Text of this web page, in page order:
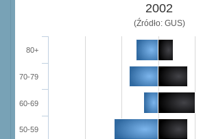
2002
(Źródło: GUS)
50-59
60-69
70-79
80+